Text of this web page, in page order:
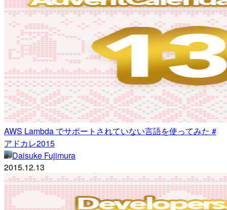
AWS Lambda でサポートされていない言語を使ってみた #
アドカレ2015
Daisuke Fujimura
2015.12.13